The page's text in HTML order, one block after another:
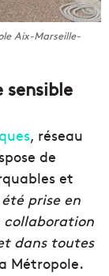
Aix-Marseille-
sensible
, réseau
de
et
été prise en
collaboration
dans toutes
Métropole.